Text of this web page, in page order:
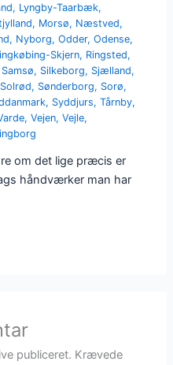
, Lyngby-Taarbæk,
, Morsø, Næstved,
, Nyborg,Odder,Odense,
Skjern, Ringsted,
Samsø, Silkeborg, Sjælland,
Solrød, Sønderborg, Sorø,
, Syddjurs,Tårnby,
,Vejen,Vejle,
om det lige præcis er
håndværker man har
publiceret. Krævede